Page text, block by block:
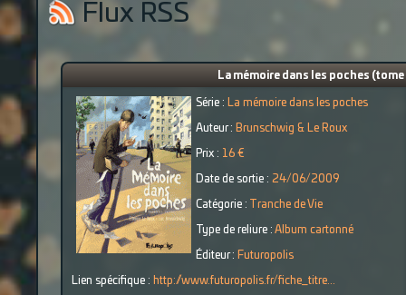
Flux RSS
La mémoire dans les poches
Série : La mémoire dans les poches
Auteur : Brunschwig & Le Roux
Prix : 16 €
Date de sortie : 24/06/2009
Catégorie : Tranche de Vie
Type de reliure : Album cartonné
Éditeur : Futuropolis
Lien spécifique : http://www.futuropolis.fr/fiche_titre...